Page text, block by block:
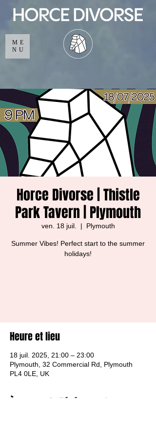
ME
NU
Horce Divorse | Thistle
Park Tavern | Plymouth
ven. 18 juil.
  |
Plymouth
Summer Vibes! Perfect start to the summer
holidays!
Heure et lieu
18 juil. 2025, 21:00 – 23:00
Plymouth, 32 Commercial Rd, Plymouth
PL4 0LE, UK
À propos de l'événement